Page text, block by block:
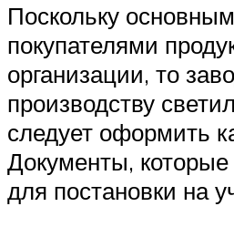
Поскольку
покупателями
организации, то
производству
следует оформить
Документы, которые
для постановки на